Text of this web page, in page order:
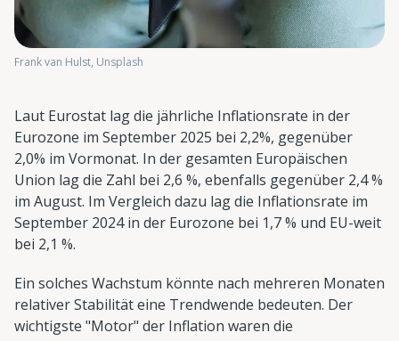
Frank van Hulst, Unsplash
Laut Eurostat lag die jährliche Inflationsrate in der
Eurozone im September 2025 bei 2,2%, gegenüber
2,0% im Vormonat. In der gesamten Europäischen
Union lag die Zahl bei 2,6 %, ebenfalls gegenüber 2,4 %
im August. Im Vergleich dazu lag die Inflationsrate im
September 2024 in der Eurozone bei 1,7 % und EU-weit
bei 2,1 %.
Ein solches Wachstum könnte nach mehreren Monaten
relativer Stabilität eine Trendwende bedeuten. Der
wichtigste "Motor" der Inflation waren die